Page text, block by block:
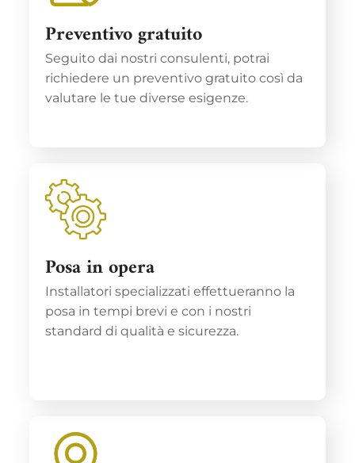
Preventivo gratuito
Seguito dai nostri consulenti, potrai
richiedere un preventivo gratuito così da
valutare le tue diverse esigenze.
Posa in opera
Installatori specializzati effettueranno la
posa in tempi brevi e con i nostri
standard di qualità e sicurezza.